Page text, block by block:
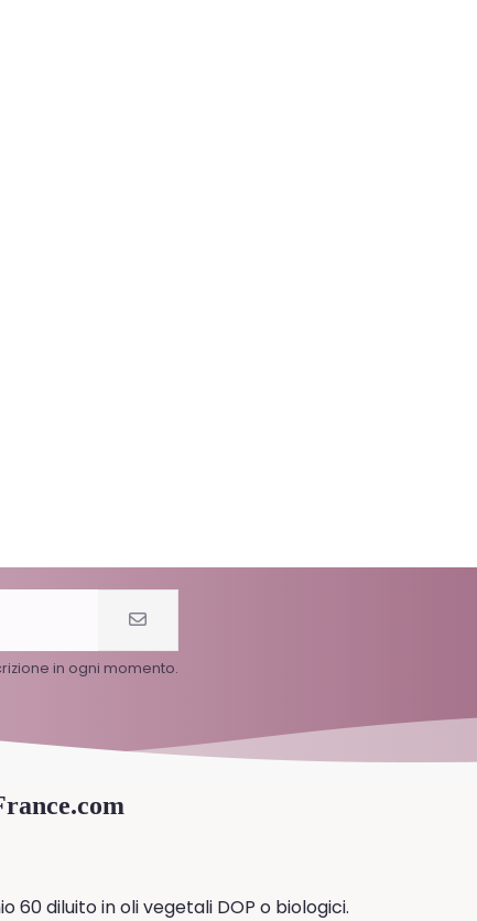
in ogni momento.
60 diluito in oli vegetali DOP o biologici.